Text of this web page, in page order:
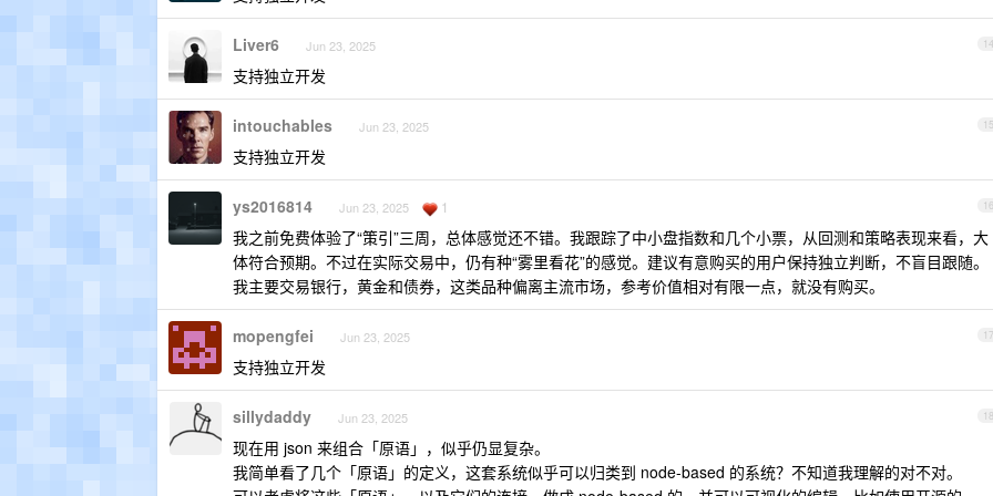
14
Liver6 Jun 23, 2025
支持独立开发
15
intouchables Jun 23, 2025
支持独立开发
16
ys2016814 Jun 23, 2025 1
我之前免费体验了“策引”三周，总体感觉还不错。我跟踪了中小盘指数和几个小票，从回测和策略表现来看，大
体符合预期。不过在实际交易中，仍有种“雾里看花”的感觉。建议有意购买的用户保持独立判断，不盲目跟随。
我主要交易银行，黄金和债券，这类品种偏离主流市场，参考价值相对有限一点，就没有购买。
17
mopengfei Jun 23, 2025
支持独立开发
18
sillydaddy Jun 23, 2025
现在用 json 来组合「原语」，似乎仍显复杂。
我简单看了几个「原语」的定义，这套系统似乎可以归类到 node-based 的系统？不知道我理解的对不对。